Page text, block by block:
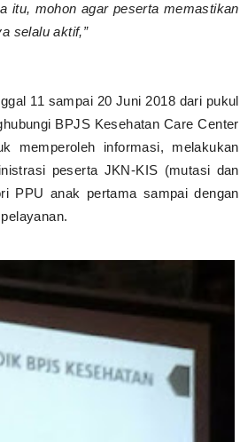
itu, mohon agar peserta memastikan
selalu aktif,”
11 sampai 20 Juni 2018 dari pukul
BPJS Kesehatan Care Center
memperoleh informasi, melakukan
peserta JKN-KIS (mutasi dan
PPU anak pertama sampai dengan